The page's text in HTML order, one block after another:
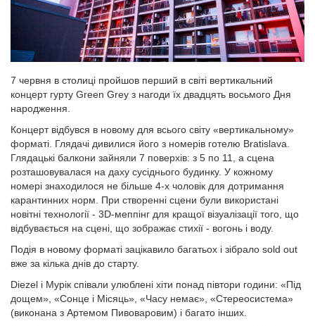
7 червня в столиці пройшов перший в світі вертикальний
концерт гурту Green Grey з нагоди їх двадцять восьмого Дня
народження.
Концерт відбувся в новому для всього світу «вертикальному»
форматі. Глядачі дивилися його з номерів готелю Bratislava.
Глядацькі балкони зайняли 7 поверхів: з 5 по 11, а сцена
розташовувалася на даху сусіднього будинку. У кожному
номері знаходилося не більше 4-х чоловік для дотримання
карантинних норм. При створенні сцени були використані
новітні технології - 3D-меппінг для кращої візуалізації того, що
відбувається на сцені, що зображає стихії - вогонь і воду.
Подія в новому форматі зацікавило багатьох і зібрало sold out
вже за кілька днів до старту.
Diezel і Мурік співали улюблені хіти понад півтори години: «Під
дощем», «Сонце і Місяць», «Часу немає», «Стереосистема»
(виконана з Артемом Пивоваровим) і багато інших.